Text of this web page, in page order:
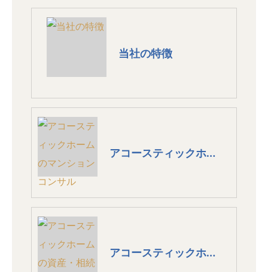
当社の特徴
アコースティックホームのマンションコンサル
アコースティックホームの資産・相続相談